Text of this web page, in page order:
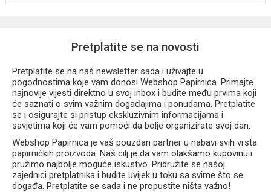
Pretplatite se na novosti
Pretplatite se na naš newsletter sada i uživajte u
pogodnostima koje vam donosi Webshop Papirnica. Primajte
najnovije vijesti direktno u svoj inbox i budite među prvima koji
će saznati o svim važnim događajima i ponudama. Pretplatite
se i osigurajte si pristup ekskluzivnim informacijama i
savjetima koji će vam pomoći da bolje organizirate svoj dan.
Webshop Papirnica je vaš pouzdan partner u nabavi svih vrsta
papirničkih proizvoda. Naš cilj je da vam olakšamo kupovinu i
pružimo najbolje moguće iskustvo. Pridružite se našoj
zajednici pretplatnika i budite uvijek u toku sa svime što se
događa. Pretplatite se sada i ne propustite ništa važno!